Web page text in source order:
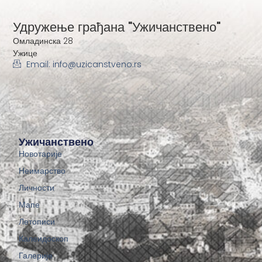
Ужичанствено
Новотарије
Неимарство
Личности
Мапе
Летописи
Калеидоскоп
Галерије
Удружење грађана "Ужичанствено"
Омладинска 28
Ужице
Email: info@uzicanstveno.rs